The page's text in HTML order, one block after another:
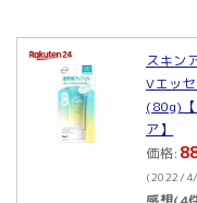
スキン
Vエッ
(80g)【
ア】
価格:
(2022/